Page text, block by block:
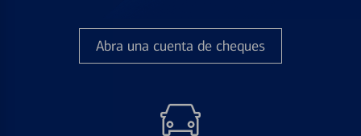
Abra una cuenta de cheques